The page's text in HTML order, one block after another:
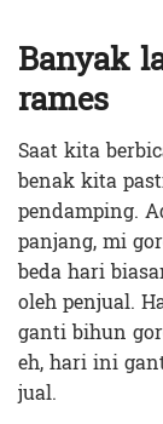
Banyak
rames
Saat kita
benak kita
pendamping.
panjang, mi
beda hari
oleh penjual.
ganti bihun
eh, hari ini
jual.